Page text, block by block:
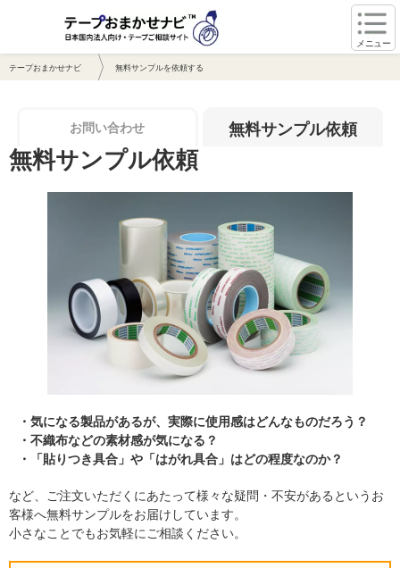
メニュー
テープおまかせナビ 無料サンプルを依頼する
お問い合わせ 無料サンプル依頼
無料サンプル依頼
気になる製品があるが、実際に使用感はどんなものだろう？
不織布などの素材感が気になる？
「貼りつき具合」や「はがれ具合」はどの程度なのか？
など、ご注文いただくにあたって様々な疑問・不安があるというお
客様へ無料サンプルをお届けしています。
小さなことでもお気軽にご相談ください。